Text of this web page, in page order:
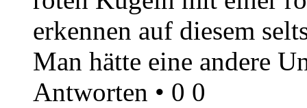
erkennen auf diesem
Man hätte eine andere
Antworten • 0 0